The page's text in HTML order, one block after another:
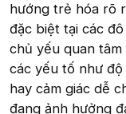
hướng trẻ hóa rõ
đặc biệt tại các
chủ yếu quan
các yếu tố như
hay cảm giác dễ
đang ảnh hưởng